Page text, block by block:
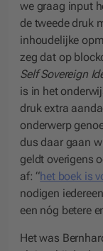
we graag input
de tweede druk
inhoudelijke
zeg dat op
Self Sovereign
is in het
druk extra
onderwerp
dus daar gaan
geldt overigens
af: “het boek is
nodigen
een nóg betere
Het was